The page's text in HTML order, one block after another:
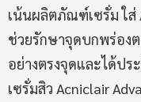
เน้นผลิตภัณฑ์เซรั่ม ใส่
ช่วยรักษาจุดบกพร่อง
อย่างตรงจุดและได้ปร
เซรั่มสิว Acniclair